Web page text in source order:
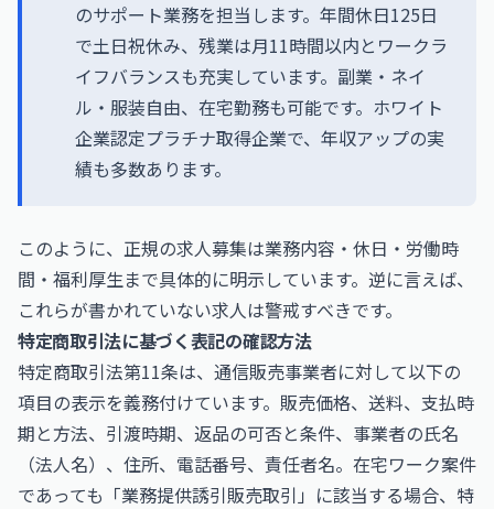
のサポート業務を担当します。年間休日125日
で土日祝休み、残業は月11時間以内とワークラ
イフバランスも充実しています。副業・ネイ
ル・服装自由、在宅勤務も可能です。ホワイト
企業認定プラチナ取得企業で、年収アップの実
績も多数あります。
このように、正規の求人募集は業務内容・休日・労働時
間・福利厚生まで具体的に明示しています。逆に言えば、
これらが書かれていない求人は警戒すべきです。
特定商取引法に基づく表記の確認方法
特定商取引法第11条は、通信販売事業者に対して以下の
項目の表示を義務付けています。販売価格、送料、支払時
期と方法、引渡時期、返品の可否と条件、事業者の氏名
（法人名）、住所、電話番号、責任者名。在宅ワーク案件
であっても「業務提供誘引販売取引」に該当する場合、特